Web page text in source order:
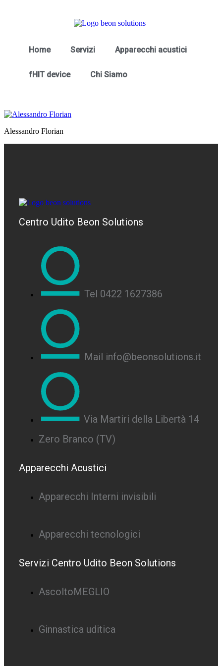
Home Servizi Apparecchi acustici
fHIT device Chi Siamo
Alessandro Florian
Centro Udito Beon Solutions
Tel 0422 1627386
Mail info@beonsolutions.it
Via Martiri della Libertà 14
Zero Branco (TV)
Apparecchi Acustici
Apparecchi Interni invisibili
Apparecchi tecnologici
Servizi Centro Udito Beon Solutions
AscoltoMEGLIO
Ginnastica uditica